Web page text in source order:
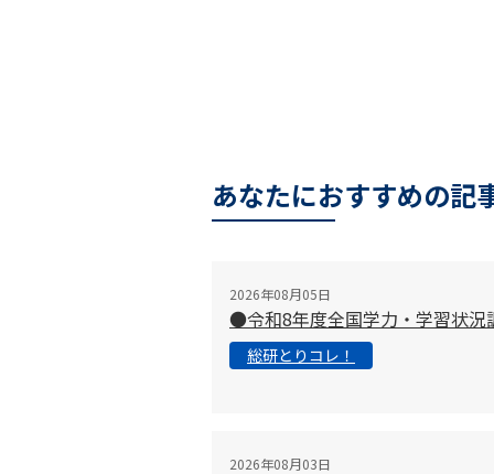
あなたにおすすめの記
2026年08月05日
●令和8年度全国学力・学習状況
総研とりコレ！
2026年08月03日